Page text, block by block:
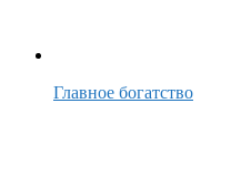
Главное богатство